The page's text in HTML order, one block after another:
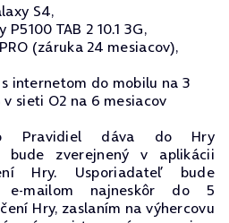
S4,
TAB 2 10.1 3G,
(záruka 24 mesiacov),
internetom do mobilu na 3
sieti O2 na 6 mesiacov
Pravidiel dáva do Hry
bude zverejnený v aplikácii
Hry. Usporiadateľ bude
e-mailom najneskôr do 5
Hry, zaslaním na výhercovu